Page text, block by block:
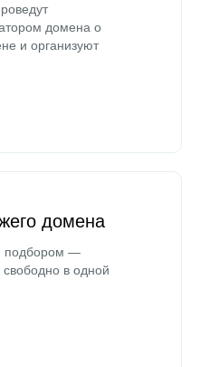
домена о
и организуют
домена
подбором —
в одной